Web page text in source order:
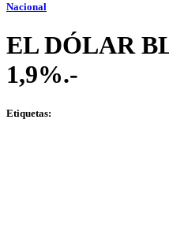
Nacional
EL DÓLAR
1,9%.-
Etiquetas: